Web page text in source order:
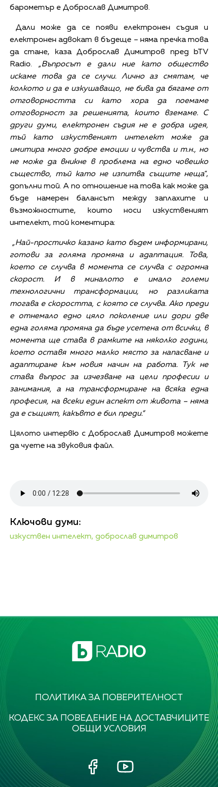
барометър е Доброслав Димитров.
Дали може да се появи електронен съдия и
електронен адвокат в бъдеще – няма пречка това
да стане, каза Доброслав Димитров пред bTV
Radio. „Въпросът е дали ние като общество
искаме това да се случи. Лично аз смятам, че
колкото и да е изкушаващо, не бива да бягаме от
отговорността си като хора да поемаме
отговорност за решенията, които вземаме. С
други думи, електронен съдия не е добра идея,
тъй като изкуственият интелект може да
имитира много добре емоции и чувства и т.н., но
не може да вникне в проблема на едно човешко
същество, тъй като не изпитва същите неща“,
допълни той. А по отношение на това как може да
бъде намерен балансът между заплахите и
възможностите, които носи изкуственият
интелект, той коментира:
„Най-простичко казано като бъдем информирани,
готови за голяма промяна и адаптация. Това,
което се случва в момента се случва с огромна
скорост. И в миналото е имало големи
технологични трансформации, но разликата
тогава е скоростта, с която се случва. Ако преди
е отнемало едно цяло поколение или дори две
една голяма промяна да бъде усетена от всички, в
момента ще става в рамките на няколко години,
което оставя много малко място за напасване и
адаптиране към новия начин на работа. Тук не
става въпрос за изчезване на цели професии и
занимания, а на трансформиране на всяка една
професия, на всеки един аспект от живота – няма
да е същият, какъвто е бил преди.“
Цялото интервю с Доброслав Димитров можете
да чуете на звуковия файл.
Ключови думи:
изкуствен интелект, доброслав димитров
ПОЛИТИКА ЗА ПОВЕРИТЕЛНОСТ
КОДЕКС ЗА ПОВЕДЕНИЕ НА ДОСТАВЧИЦИТЕ
ОБЩИ УСЛОВИЯ